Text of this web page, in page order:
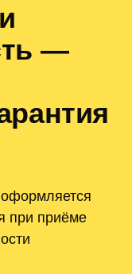
—
оформляется
при приёме